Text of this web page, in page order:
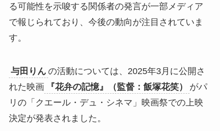
る可能性を示唆する関係者の発言が一部メディア
で報じられており、今後の動向が注目されていま
す。
与田りん の活動については、2025年3月に公開さ
れた映画
『花弁の記憶』（監督：飯塚花笑）
がパ
リの「クエール・デュ・シネマ」映画祭での上映
決定が発表されました。